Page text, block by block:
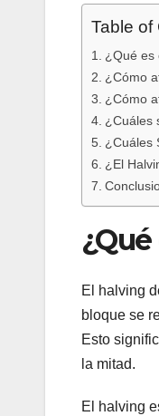
Table of
¿Qué es
¿Cómo
¿Cómo
¿Cuáles
¿Cuáles
¿El
El halving
bloque se
Esto
la mitad.
El halving